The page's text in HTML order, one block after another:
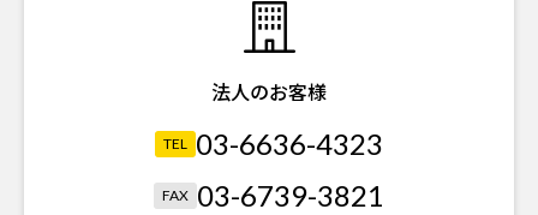
法人のお客様
TEL 03-6636-4323
FAX 03-6739-3821